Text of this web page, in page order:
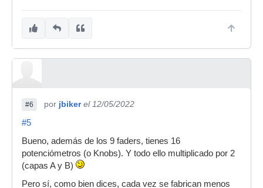
#6 por jbiker el 12/05/2022
#5
Bueno, además de los 9 faders, tienes 16
potenciómetros (o Knobs). Y todo ello multiplicado por 2
(capas A y B)
Pero sí, como bien dices, cada vez se fabrican menos